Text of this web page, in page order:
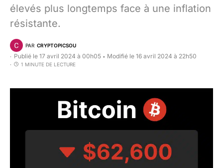
élevés plus longtemps face à une inflation
résistante.
PAR CRYPTOPICSOU
Publié le 17 avril 2024 à 00h05 • Modifié le 16 avril 2024 à 22h50
1 MINUTE DE LECTURE